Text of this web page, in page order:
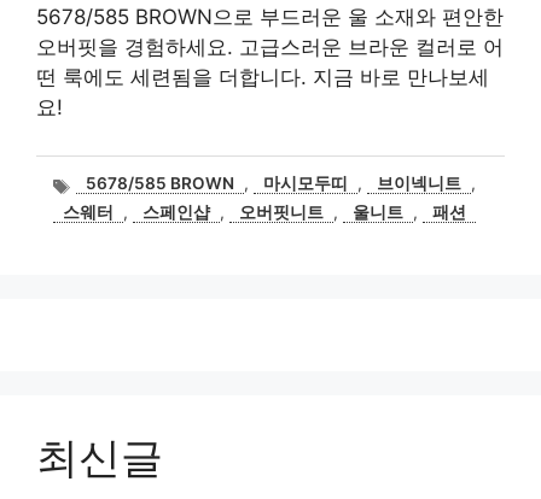
5678/585 BROWN으로 부드러운 울 소재와 편안한
오버핏을 경험하세요. 고급스러운 브라운 컬러로 어
떤 룩에도 세련됨을 더합니다. 지금 바로 만나보세
요!
태
그
5678/585 BROWN , 마시모두띠 , 브이넥니트 ,
스웨터
, 스페인샵 , 오버핏니트 , 울니트 , 패션
최신글